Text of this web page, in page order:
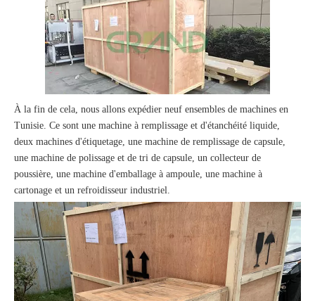
À la fin de cela, nous allons expédier neuf ensembles de machines en
Tunisie. Ce sont une machine à remplissage et d'étanchéité liquide,
deux machines d'étiquetage, une machine de remplissage de capsule,
une machine de polissage et de tri de capsule, un collecteur de
poussière, une machine d'emballage à ampoule, une machine à
cartonage et un refroidisseur industriel.